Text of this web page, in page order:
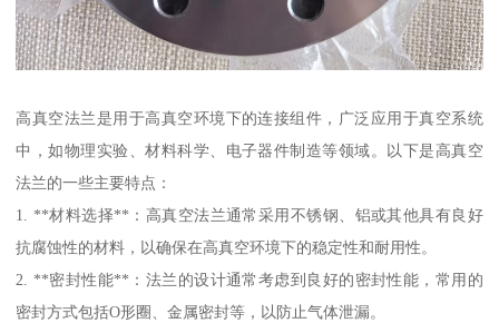
高真空法兰是用于高真空环境下的连接组件，广泛应用于真空系统
中，如物理实验、材料科学、电子器件制造等领域。以下是高真空
法兰的一些主要特点：
1. **材料选择**：高真空法兰通常采用不锈钢、铝或其他具有良好
抗腐蚀性的材料，以确保在高真空环境下的稳定性和耐用性。
2. **密封性能**：法兰的设计通常考虑到良好的密封性能，常用的
密封方式包括O形圈、金属密封等，以防止气体泄漏。